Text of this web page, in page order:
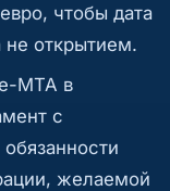
чтобы дата
открытием.
MTA в
с
желаемой